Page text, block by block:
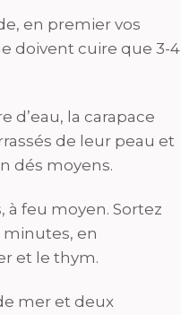
en premier vos
doivent cuire que 3-4
d’eau, la carapace
de leur peau et
dés moyens.
à feu moyen. Sortez
en
et le thym.
mer et deux